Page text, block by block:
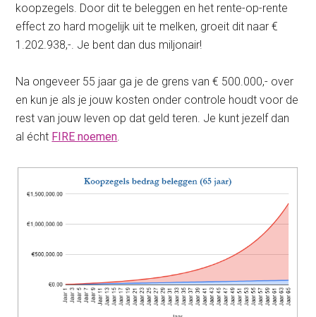
koopzegels. Door dit te beleggen en het rente-op-rente
effect zo hard mogelijk uit te melken, groeit dit naar €
1.202.938,-. Je bent dan dus miljonair!
Na ongeveer 55 jaar ga je de grens van € 500.000,- over
en kun je als je jouw kosten onder controle houdt voor de
rest van jouw leven op dat geld teren. Je kunt jezelf dan
al écht FIRE noemen.